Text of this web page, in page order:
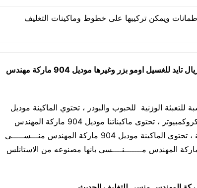
ويمكن تركيبها على خطوط وماكينات التغليف
تايد للغسيل اومو بزر وغيرها
موديل 904 ماركة مهندس
منـسي مناسبة للتعبئة الوزنية للحبوب والبودر ، تحتوي الماكينة موديل
904 ماركة المهندس مــــنســـى على لوحه تحكم ميكروكمبيوتر ، تحتوى ماكيناتنا موديل 904 ماركة المهندس
منــــســـى على نظام اهتزاز وذلك لزياده دقة الماكينة ، تحتوي الماكينة موديل 904 ماركة المهندس منـــســـــى
2 او 4 انظمة وزنية ، تتميز الماكينة موديل 904 ماركة المهندس مـــــــنــــسى بانها مصنوعه من الاستانلس